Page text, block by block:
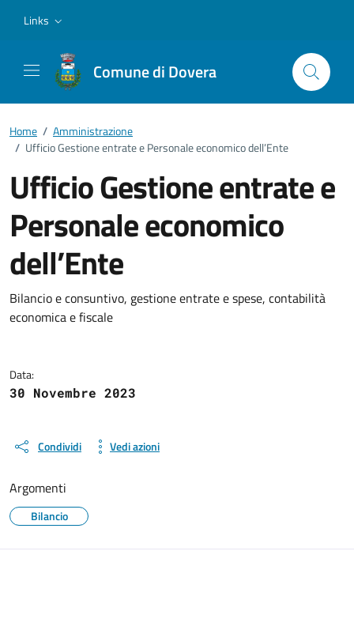
Links
Comune di Dovera
Home / Amministrazione
/ Ufficio Gestione entrate e Personale economico dell’Ente
Ufficio Gestione entrate e
Personale economico
dell’Ente
Dettagli della notizia
Bilancio e consuntivo, gestione entrate e spese, contabilità
economica e fiscale
Data:
30 Novembre 2023
Condividi Vedi azioni
Argomenti
Bilancio